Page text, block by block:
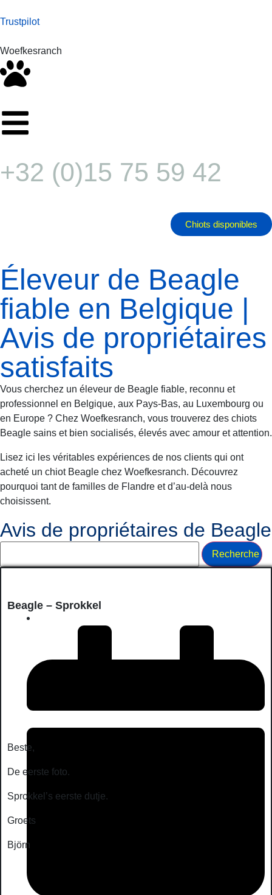
Trustpilot
Woefkesranch
+32 (0)15 75 59 42
Chiots disponibles
Éleveur de Beagle
fiable en Belgique |
Avis de propriétaires
satisfaits
Vous cherchez un éleveur de Beagle fiable, reconnu et
professionnel en Belgique, aux Pays-Bas, au Luxembourg ou
en Europe ? Chez Woefkesranch, vous trouverez des chiots
Beagle sains et bien socialisés, élevés avec amour et attention.
Lisez ici les véritables expériences de nos clients qui ont
acheté un chiot Beagle chez Woefkesranch. Découvrez
pourquoi tant de familles de Flandre et d’au-delà nous
choisissent.
Avis de propriétaires de Beagle
Beagle – Sprokkel
Beste,
De eerste foto.
Sprokkel’s eerste dutje.
Groets
Björn